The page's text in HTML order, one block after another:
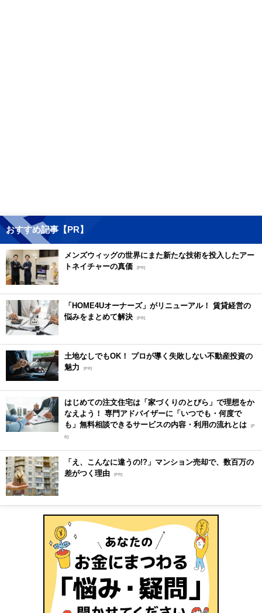
おすすめ記事【PR】
メンズウィッグの世界にまた新たな技術を投入したアー
トネイチャーの真価 [PR]
「HOME4Uオーナーズ」がリニューアル！ 賃貸経営の
悩みをまとめて解決 [PR]
土地なしでもOK！ プロが導く失敗しない不動産投資の
魅力
[PR]
はじめての注文住宅は「家づくりのとびら」で理想をか
なえよう！ 専門アドバイザーに「いつでも・何度で
も」無料相談できるサービスの内容・利用の流れとは [P
R]
「え、こんなに違うの!?」マンション売却で、数百万の
差がつく理由 [PR]